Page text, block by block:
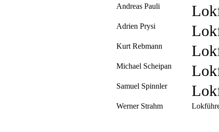
Andreas Pauli
Adrien Prysi
Kurt Rebmann
Michael Scheipan
Samuel Spinnler
Werner Strahm